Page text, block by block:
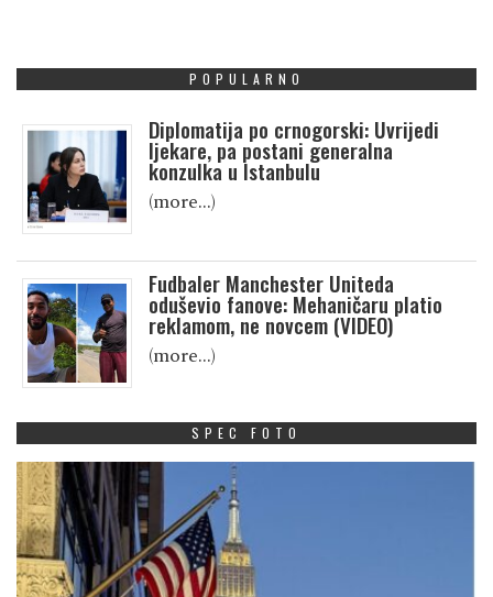
POPULARNO
Diplomatija po crnogorski: Uvrijedi
ljekare, pa postani generalna
konzulka u Istanbulu
(more…)
Fudbaler Manchester Uniteda
oduševio fanove: Mehaničaru platio
reklamom, ne novcem (VIDEO)
(more…)
SPEC FOTO